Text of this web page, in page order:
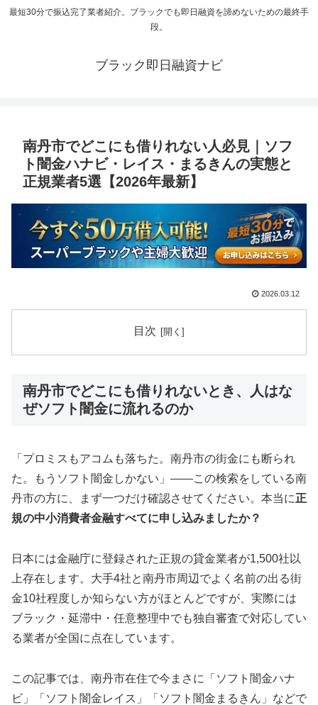
最短30分で振込完了業者紹介。ブラックでも即日融資を諦めないための最終手
段。
ブラック即日融資ナビ
南丹市でどこにも借りれない人必見｜ソフ
ト闇金ハナビ・レイス・まるきんの実態と
正規業者5選【2026年最新】
2026.03.12
目次
南丹市でどこにも借りれないとき、人はな
ぜソフト闇金に流れるのか
「プロミスもアコムも落ちた。南丹市の街金にも断られ
た。もうソフト闇金しかない」——この検索をしている南
丹市の方に、まず一つだけ確認させてください。本当に正
規の中小消費者金融すべてに申し込みましたか？
日本には金融庁に登録された正規の貸金業者が1,500社以
上存在します。大手4社と南丹市周辺でよく名前の出る街
金10社程度しか知らない方がほとんどですが、実際には
ブラック・延滞中・任意整理中でも独自審査で対応してい
る業者が全国に点在しています。
この記事では、南丹市在住で今まさに「ソフト闇金ハナ
ビ」「ソフト闇金レイス」「ソフト闇金まるきん」などで